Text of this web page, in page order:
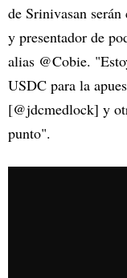
de Srinivasan
y presentador de
alias @Cobie.
USDC para la
[@jdcmedlock] y
punto".